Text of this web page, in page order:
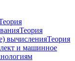
Теория
вычисленияТеория
и машинное